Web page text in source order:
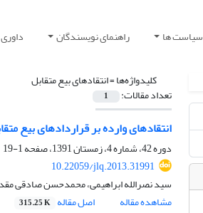
سیاست ها راهنمای نویسندگان
کلیدواژه‌ها =انتقادهای بیع متقابل
تعداد مقالات: 1
انتقادهای وارده بر قراردادهای بیع
دوره 42، شماره 4، زمستان 1391، صفحه
1-19
10.22059/jlq.2013.31991
سید نصرالله ابراهیمی، محمدحسن صادقی
مشاهده مقاله
اصل مقاله 315.25 K